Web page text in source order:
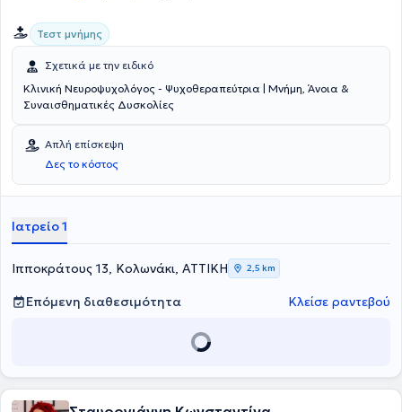
Τεστ μνήμης
Σχετικά με την ειδικό
Κλινική Νευροψυχολόγος - Ψυχοθεραπεύτρια | Μνήμη, Άνοια &
Συναισθηματικές Δυσκολίες
Απλή επίσκεψη
Δες το κόστος
Ιατρείο 1
Ιπποκράτους 13, Κολωνάκι, ΑΤΤΙΚΗ 2,5 km
Επόμενη διαθεσιμότητα Κλείσε ραντεβού